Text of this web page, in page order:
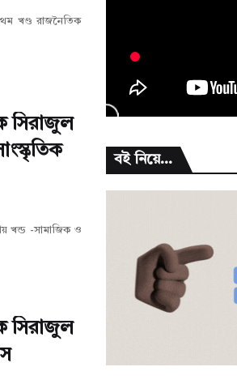
খণ্ড রাজনৈতিক
সিরাজুল
খন্ড -সামাজিক ও
সিরাজুল
বই নিয়ে...